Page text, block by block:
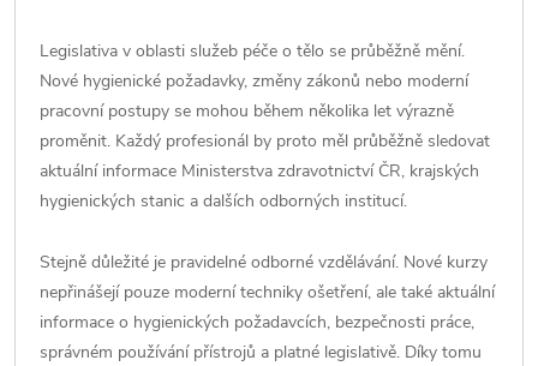
Legislativa v oblasti služeb péče o tělo se průběžně mění.
Nové hygienické požadavky, změny zákonů nebo moderní
pracovní postupy se mohou během několika let výrazně
proměnit. Každý profesionál by proto měl průběžně sledovat
aktuální informace Ministerstva zdravotnictví ČR, krajských
hygienických stanic a dalších odborných institucí.
Stejně důležité je pravidelné odborné vzdělávání. Nové kurzy
nepřinášejí pouze moderní techniky ošetření, ale také aktuální
informace o hygienických požadavcích, bezpečnosti práce,
správném používání přístrojů a platné legislativě. Díky tomu